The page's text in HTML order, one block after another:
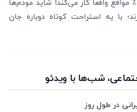
با یه استراحت کوتاه دوباره جان
شب‌ها با ویدئو
در طول روز